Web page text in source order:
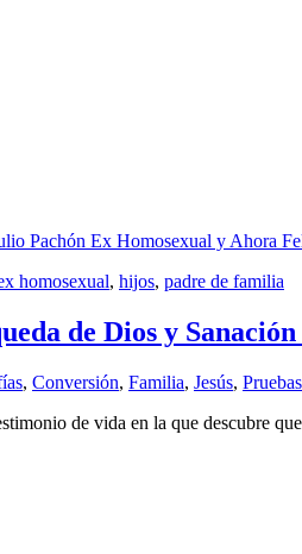
Pachón Ex Homosexual y Ahora
homosexual, hijos, padre de familia
de Dios y
, Conversión, Familia, Jesús,
de vida en la que descubre